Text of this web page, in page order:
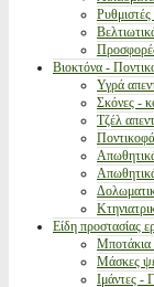
Βιοκτόνα -
Υγρά
Σκόνες -
Τζέλ
Είδη προστασίας
Μποτάκια
Μάσκες
Ιμάντες -